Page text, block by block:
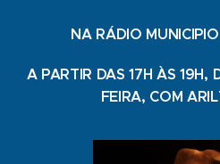
NA RÁDIO
A PARTIR DAS 17H ÀS 19H,
FEIRA, COM